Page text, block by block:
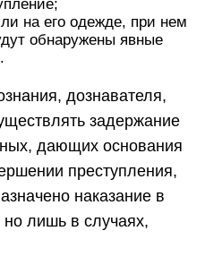
на его одежде, при нем
обнаружены явные
дознавателя,
задержание
дающих основания
преступления,
наказание в
лишь в случаях,